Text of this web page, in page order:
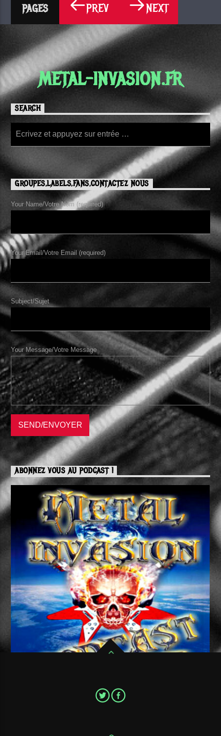
PAGES PREV NEXT
METAL-INVASION.FR
SEARCH
GROUPES,LABELS,FANS,CONTACTEZ NOUS
Your Name/Votre Nom (required)
Your Email/Votre Email (required)
Subject/Sujet
Your Message/Votre Message
ABONNEZ VOUS AU PODCAST !
favorite,Metal Invasion Podcast, abonnez vous au flux RSS